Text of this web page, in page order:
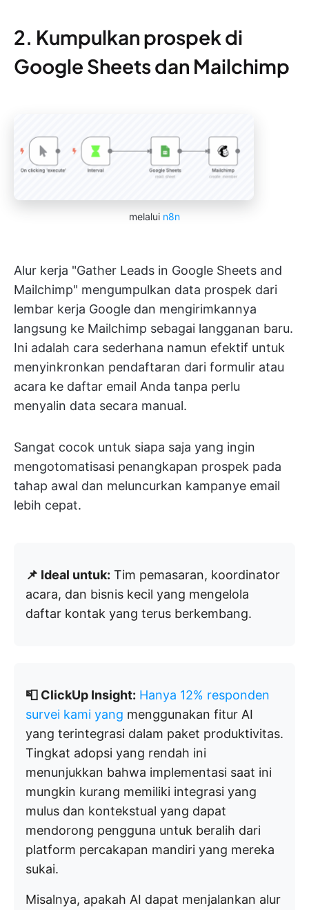
2. Kumpulkan prospek di
Google Sheets dan Mailchimp
melalui n8n
Alur kerja "Gather Leads in Google Sheets and
Mailchimp" mengumpulkan data prospek dari
lembar kerja Google dan mengirimkannya
langsung ke Mailchimp sebagai langganan baru.
Ini adalah cara sederhana namun efektif untuk
menyinkronkan pendaftaran dari formulir atau
acara ke daftar email Anda tanpa perlu
menyalin data secara manual.
Sangat cocok untuk siapa saja yang ingin
mengotomatisasi penangkapan prospek pada
tahap awal dan meluncurkan kampanye email
lebih cepat.
📌 Ideal untuk: Tim pemasaran, koordinator
acara, dan bisnis kecil yang mengelola
daftar kontak yang terus berkembang.
📮 ClickUp Insight: Hanya 12% responden
survei kami yang menggunakan fitur AI
yang terintegrasi dalam paket produktivitas.
Tingkat adopsi yang rendah ini
menunjukkan bahwa implementasi saat ini
mungkin kurang memiliki integrasi yang
mulus dan kontekstual yang dapat
mendorong pengguna untuk beralih dari
platform percakapan mandiri yang mereka
sukai.
Misalnya, apakah AI dapat menjalankan alur